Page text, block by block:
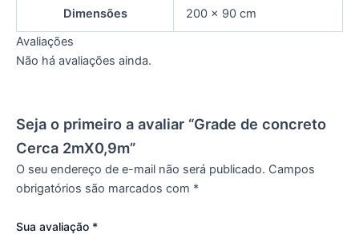
Dimensões
200 × 90 cm
Avaliações
Não há avaliações ainda.
Seja o primeiro a avaliar “Grade de concreto
Cerca 2mX0,9m”
O seu endereço de e-mail não será publicado. Campos
obrigatórios são marcados com *
Sua avaliação *